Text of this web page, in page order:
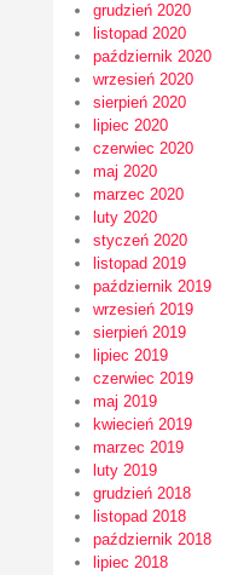
grudzień 2020
listopad 2020
październik 2020
wrzesień 2020
sierpień 2020
lipiec 2020
czerwiec 2020
maj 2020
marzec 2020
luty 2020
styczeń 2020
listopad 2019
październik 2019
wrzesień 2019
sierpień 2019
lipiec 2019
czerwiec 2019
maj 2019
kwiecień 2019
marzec 2019
luty 2019
grudzień 2018
listopad 2018
październik 2018
lipiec 2018